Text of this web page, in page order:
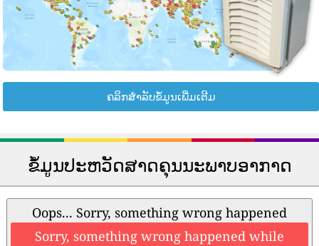
ຄລິກສຳລັບຂໍ້ມູນເພີ່ມເຕີມ
ຂໍ້ມູນປະຫວັດສາດຄຸນນະພາບອາກາດ
Oops... Sorry, something wrong happened
Sorry, something wrong happened while